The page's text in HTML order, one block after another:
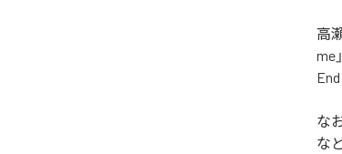
高
me
な
な